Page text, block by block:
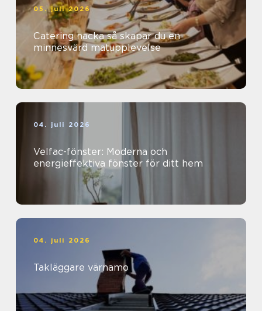
05. juli 2026
Catering nacka så skapar du en
minnesvärd matupplevelse
04. juli 2026
Velfac-fönster: Moderna och
energieffektiva fönster för ditt hem
04. juli 2026
Takläggare värnamo